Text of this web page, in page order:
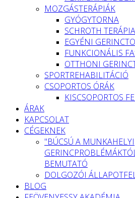
MOZGÁSTERÁPIÁK
GYÓGYTORNA
SCHROTH TERÁPIA
EGYÉNI
FUNKCIONÁLIS
OTTHONI
SPORTREHABILITÁCIÓ
CSOPORTOS ÓRÁK
KISCSOPORTOS
ÁRAK
KAPCSOLAT
CÉGEKNEK
"BÚCSÚ A MUNKAHELYI
BEMUTATÓ
DOLGOZÓI
BLOG